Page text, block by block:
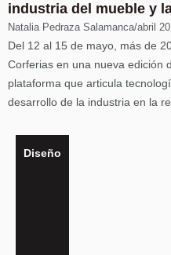
industria del mueble y
Natalia Pedraza Salamanca/abril
Del 12 al 15 de mayo, más de
Corferias en una nueva edición
plataforma que articula
desarrollo de la industria en la
Diseño